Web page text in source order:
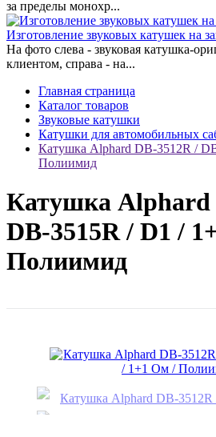
за пределы монохр...
Изготовление звуковых катушек на
На фото слева - звуковая катушка-
клиентом, справа - на...
Главная страница
Каталог товаров
Звуковые катушки
Катушки для автомобильных
Катушка Alphard DB-3512R /
Полиимид
Катушка Alphard
DB-3515R / D1 /
Полиимид